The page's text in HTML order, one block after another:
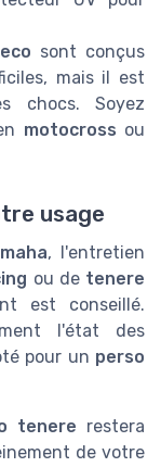
sont conçus
mais il est
chocs. Soyez
motocross ou
usage
, l'entretien
ou de tenere
est conseillé.
l'état des
pour un perso
tenere restera
de votre